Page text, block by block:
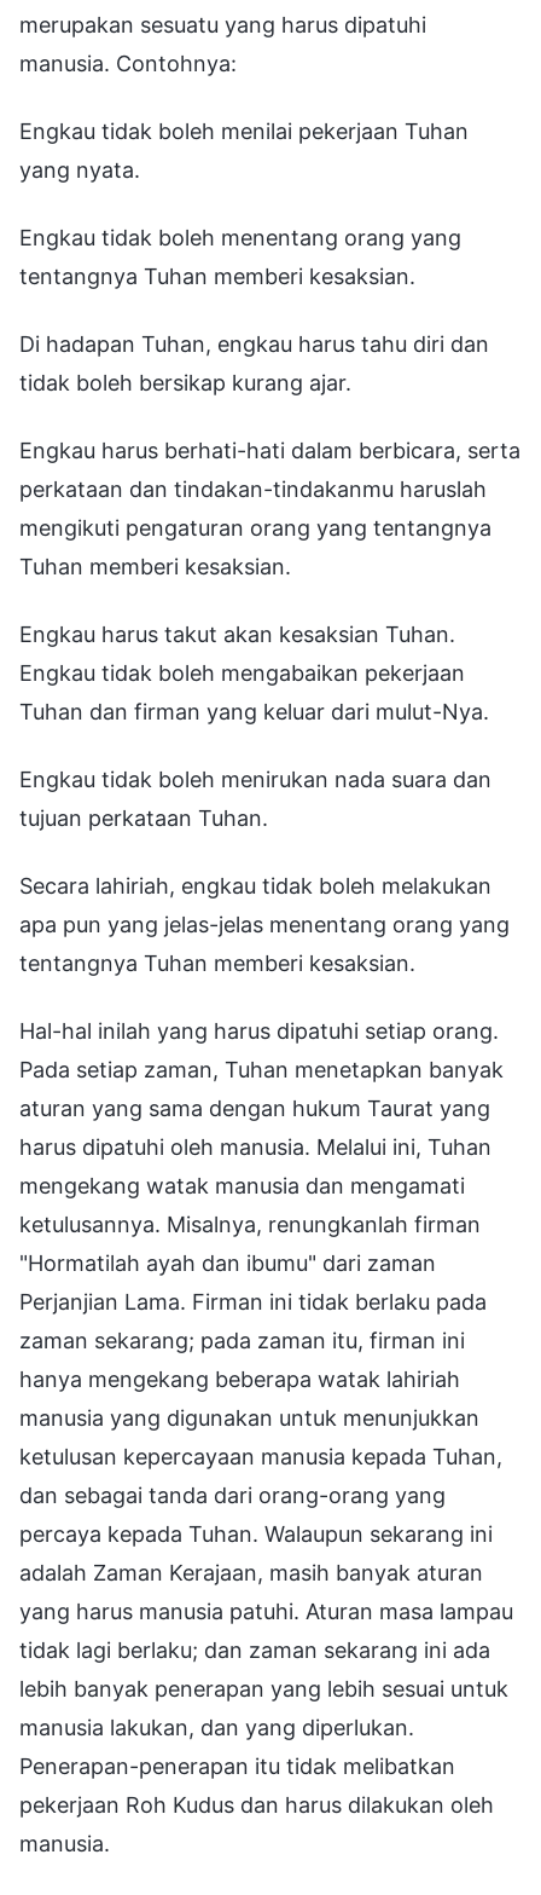
merupakan sesuatu yang harus dipatuhi
manusia. Contohnya:
Engkau tidak boleh menilai pekerjaan Tuhan
yang nyata.
Engkau tidak boleh menentang orang yang
tentangnya Tuhan memberi kesaksian.
Di hadapan Tuhan, engkau harus tahu diri dan
tidak boleh bersikap kurang ajar.
Engkau harus berhati-hati dalam berbicara, serta
perkataan dan tindakan-tindakanmu haruslah
mengikuti pengaturan orang yang tentangnya
Tuhan memberi kesaksian.
Engkau harus takut akan kesaksian Tuhan.
Engkau tidak boleh mengabaikan pekerjaan
Tuhan dan firman yang keluar dari mulut-Nya.
Engkau tidak boleh menirukan nada suara dan
tujuan perkataan Tuhan.
Secara lahiriah, engkau tidak boleh melakukan
apa pun yang jelas-jelas menentang orang yang
tentangnya Tuhan memberi kesaksian.
Hal-hal inilah yang harus dipatuhi setiap orang.
Pada setiap zaman, Tuhan menetapkan banyak
aturan yang sama dengan hukum Taurat yang
harus dipatuhi oleh manusia. Melalui ini, Tuhan
mengekang watak manusia dan mengamati
ketulusannya. Misalnya, renungkanlah firman
"Hormatilah ayah dan ibumu" dari zaman
Perjanjian Lama. Firman ini tidak berlaku pada
zaman sekarang; pada zaman itu, firman ini
hanya mengekang beberapa watak lahiriah
manusia yang digunakan untuk menunjukkan
ketulusan kepercayaan manusia kepada Tuhan,
dan sebagai tanda dari orang-orang yang
percaya kepada Tuhan. Walaupun sekarang ini
adalah Zaman Kerajaan, masih banyak aturan
yang harus manusia patuhi. Aturan masa lampau
tidak lagi berlaku; dan zaman sekarang ini ada
lebih banyak penerapan yang lebih sesuai untuk
manusia lakukan, dan yang diperlukan.
Penerapan-penerapan itu tidak melibatkan
pekerjaan Roh Kudus dan harus dilakukan oleh
manusia.